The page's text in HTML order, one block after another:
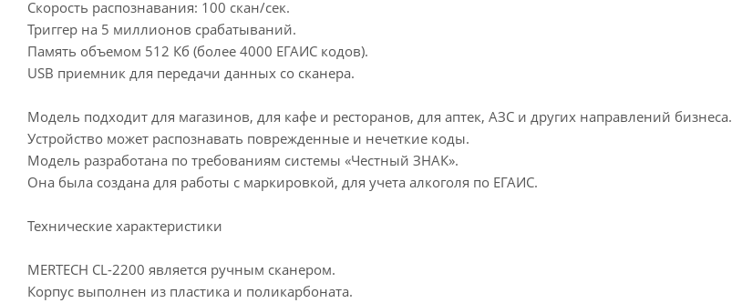
Скорость распознавания: 100 скан/сек.
Триггер на 5 миллионов срабатываний.
Память объемом 512 Кб (более 4000 ЕГАИС кодов).
USB приемник для передачи данных со сканера.
Модель подходит для магазинов, для кафе и ресторанов, для аптек, АЗС и других направлений бизнеса.
Устройство может распознавать поврежденные и нечеткие коды.
Модель разработана по требованиям системы «Честный ЗНАК».
Она была создана для работы с маркировкой, для учета алкоголя по ЕГАИС.
Технические характеристики
MERTECH CL-2200 является ручным сканером.
Корпус выполнен из пластика и поликарбоната.